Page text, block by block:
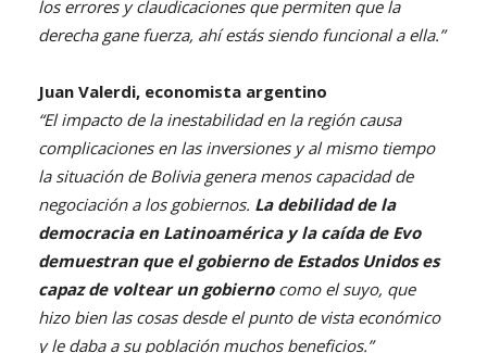
los errores y claudicaciones que permiten que la
derecha gane fuerza, ahí estás siendo funcional a ella.”
Juan Valerdi, economista argentino
“El impacto de la inestabilidad en la región causa
complicaciones en las inversiones y al mismo tiempo
la situación de Bolivia genera menos capacidad de
negociación a los gobiernos. La debilidad de la
democracia en Latinoamérica y la caída de Evo
demuestran que el gobierno de Estados Unidos es
capaz de voltear un gobiernocomo el suyo, que
hizo bien las cosas desde el punto de vista económico
y le daba a su población muchos beneficios.”